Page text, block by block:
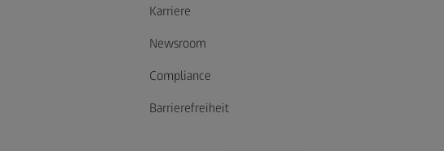
Karriere
Newsroom
Compliance
Barrierefreiheit